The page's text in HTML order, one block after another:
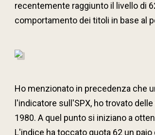
recentemente raggiunto il livello di
comportamento dei titoli in base al
Ho menzionato in precedenza che
l'indicatore sull'SPX, ho trovato
1980. A quel punto si iniziano a
L'indice ha toccato quota 62 un